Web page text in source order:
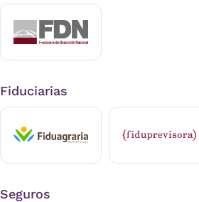
Fiduciarias
Seguros